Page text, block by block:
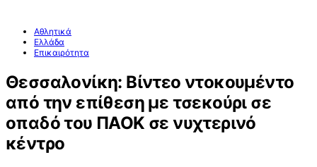
Αθλητικά
Ελλάδα
Επικαιρότητα
Θεσσαλονίκη: Βίντεο ντοκουμέντο
από την επίθεση με τσεκούρι σε
οπαδό του ΠΑΟΚ σε νυχτερινό
κέντρο